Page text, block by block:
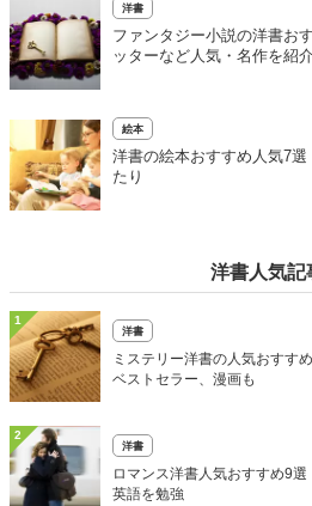
洋書
ファンタジー小説の洋書お
ッターなど人気・名作を紹
絵本
洋書の絵本おすすめ人気7
たり
洋書人気記
1
洋書
ミステリー洋書の人気おすす
ベストセラー、漫画も
2
洋書
ロマンス洋書人気おすすめ9
英語を勉強